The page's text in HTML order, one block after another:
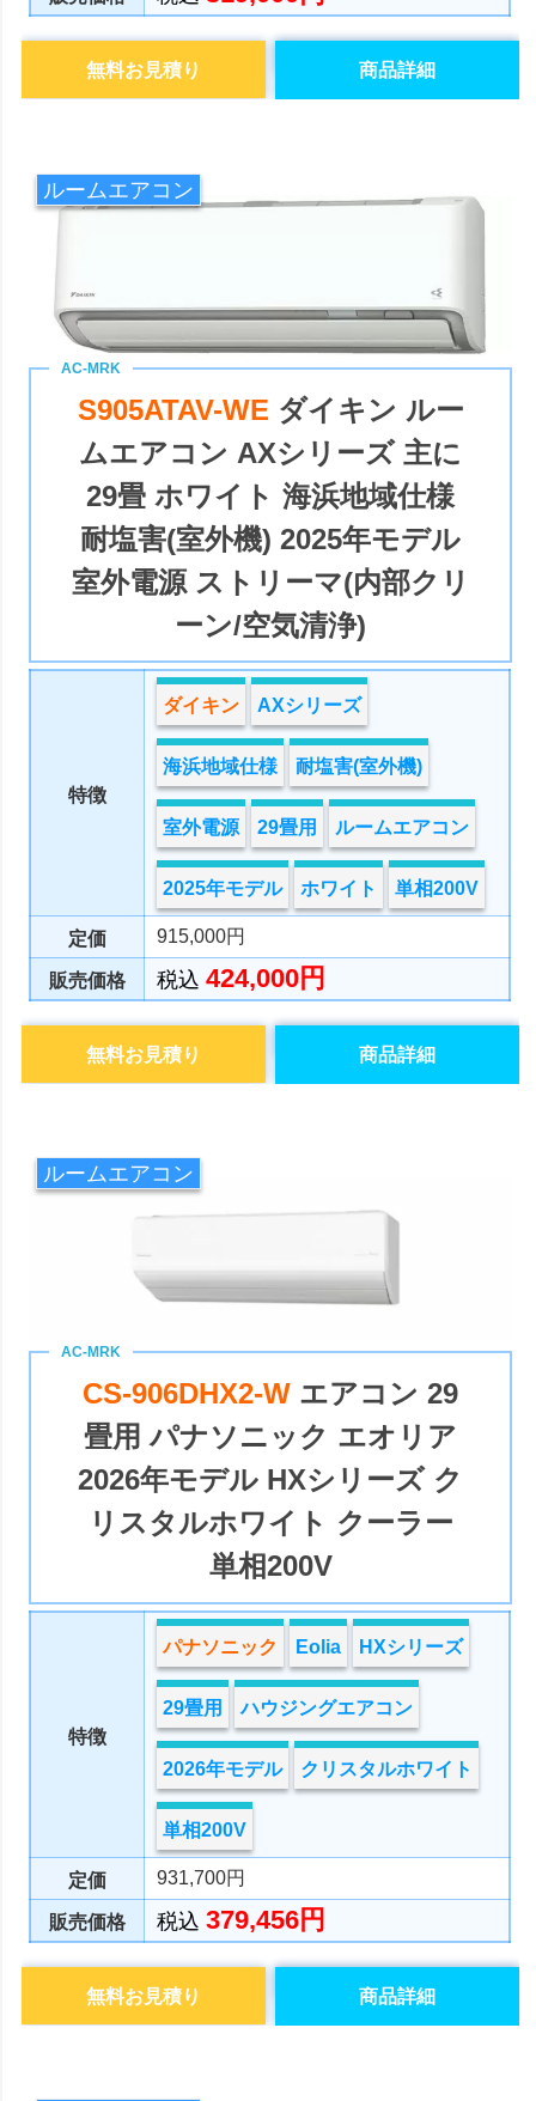
商品詳細
無料お見積り
ルームエアコン
S905ATAV-WE ダイキン ルー
ムエアコン AXシリーズ 主に
29畳 ホワイト 海浜地域仕様
耐塩害(室外機) 2025年モデル
室外電源 ストリーマ(内部クリ
ーン/空気清浄)
特徴
ダイキン AXシリーズ
海浜地域仕様 耐塩害(室外機)
室外電源 29畳用 ルームエアコン
2025年モデル ホワイト 単相200V
定価 915,000円
販売価格 税込424,000円
商品詳細
無料お見積り
ルームエアコン
CS-906DHX2-W エアコン 29
畳用 パナソニック エオリア
2026年モデル HXシリーズ ク
リスタルホワイト クーラー
単相200V
特徴
パナソニック Eolia HXシリーズ
29畳用 ハウジングエアコン
2026年モデル クリスタルホワイト
単相200V
定価 931,700円
販売価格 税込379,456円
商品詳細
無料お見積り